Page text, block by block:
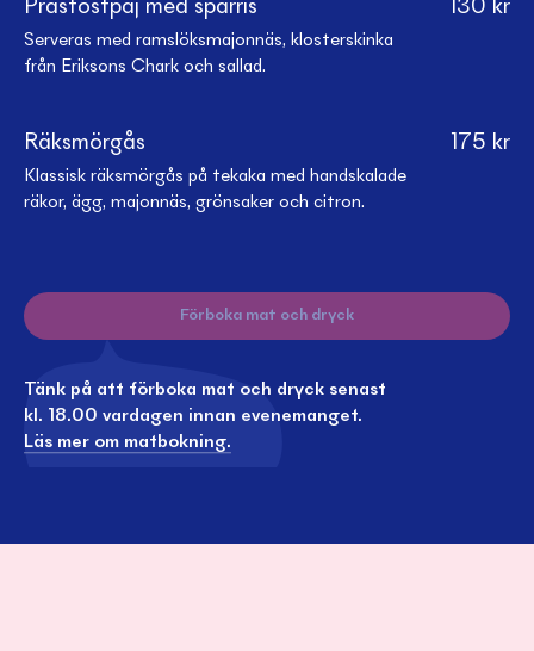
Prästostpaj med sparris 130 kr
Serveras med ramslöksmajonnäs, klosterskinka
från Eriksons Chark och sallad.
Räksmörgås 175 kr
Klassisk räksmörgås på tekaka med handskalade
räkor, ägg, majonnäs, grönsaker och citron.
Förboka mat och dryck
Tänk på att förboka mat och dryck senast
kl. 18.00 vardagen innan evenemanget.
Läs mer om matbokning.